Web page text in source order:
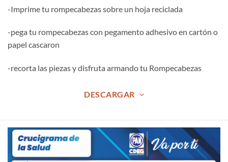
-Imprime tu rompecabezas sobre un hoja reciclada
-pega tu rompecabezas con pegamento adhesivo en cartón o
papel cascaron
-recorta las piezas y disfruta armando tu Rompecabezas
DESCARGAR